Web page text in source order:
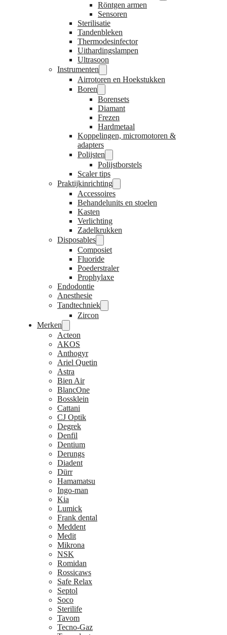
Röntgen armen
Sensoren
Sterilisatie
Tandenbleken
Thermodesinfector
Uithardingslampen
Ultrasoon
Instrumenten
Airrotoren en Hoekstukken
Boren
Borensets
Diamant
Frezen
Hardmetaal
Koppelingen, micromotoren &
adapters
Polijsten
Polijstborstels
Scaler tips
Praktijkinrichting
Accessoires
Behandelunits en stoelen
Kasten
Verlichting
Zadelkrukken
Disposables
Composiet
Fluoride
Poederstraler
Prophylaxe
Endodontie
Anesthesie
Tandtechniek
Zircon
Merken
Acteon
AKOS
Anthogyr
Ariel Quetin
Astra
Bien Air
BlancOne
Bossklein
Cattani
CJ Optik
Degrek
Denfil
Dentium
Derungs
Diadent
Dürr
Hamamatsu
Ingo-man
Kia
Lumick
Frank dental
Meddent
Medit
Mikrona
NSK
Romidan
Rossicaws
Safe Relax
Septol
Soco
Sterilife
Tavom
Tecno-Gaz